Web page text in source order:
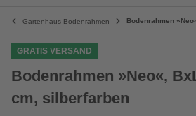
Gartenhaus-Bodenrahmen Bodenrahmen
GRATIS VERSAND
Bodenrahmen »Neo«,
cm, silberfarben